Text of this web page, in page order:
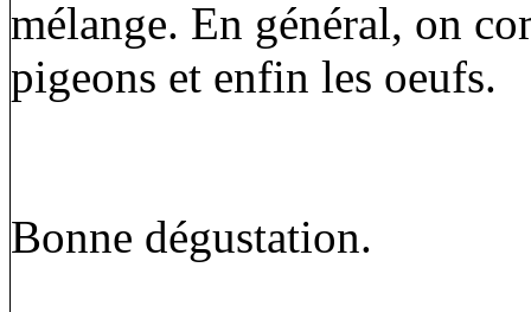
mélange. En général, on
pigeons et enfin les oeufs.
Bonne dégustation.